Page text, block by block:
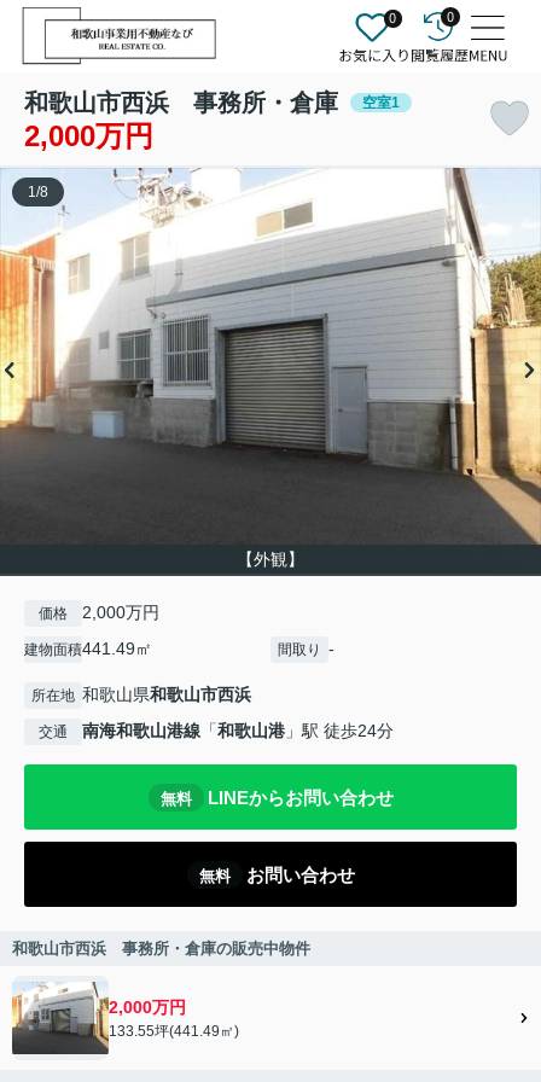
0 0
和歌山市西浜 事務所・倉庫 空室1
2,000万円
【外観】
1 /8
価格 2,000万円
建物面積441.49㎡ 間取り -
所在地 和歌山県和歌山市西浜
交通 南海和歌山港線 「和歌山港 」駅 徒歩24分
無料 LINEからお問い合わせ
無料 お問い合わせ
和歌山市西浜 事務所・倉庫の販売中物件
2,000万円
133.55坪(441.49㎡)